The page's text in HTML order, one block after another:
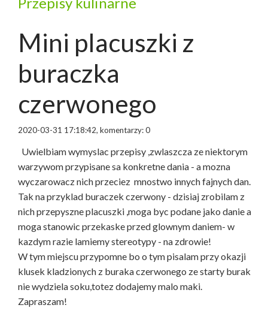
Mini placuszki z
buraczka
czerwonego
2020-03-31 17:18:42, komentarzy: 0
Uwielbiam wymyslac przepisy ,zwlaszcza ze niektorym
warzywom przypisane sa konkretne dania - a mozna
wyczarowacz nich przeciez mnostwo innych fajnych dan.
Tak na przyklad buraczek czerwony - dzisiaj zrobilam z
nich przepyszne placuszki ,moga byc podane jako danie a
moga stanowic przekaske przed glownym daniem- w
kazdym razie lamiemy stereotypy - na zdrowie!
W tym miejscu przypomne bo o tym pisalam przy okazji
klusek kladzionych z buraka czerwonego ze starty burak
nie wydziela soku,totez dodajemy malo maki.
Zapraszam!